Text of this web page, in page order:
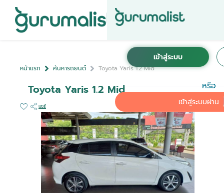
หรือ
เข้าสู่ระบบผ่าน
หน้าแรก ค้นหารถยนต์ Toyota Yaris 1.2 Mid
Toyota Yaris 1.2 Mid
แชร์